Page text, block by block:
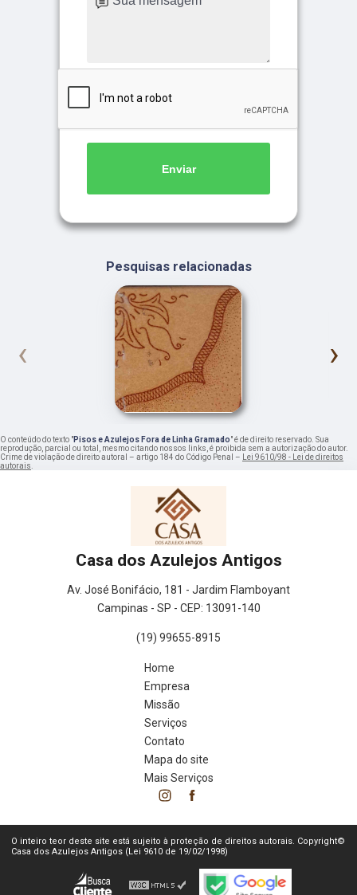
Enviar
Pesquisas relacionadas
‹ ›
O conteúdo do texto "Pisos e Azulejos Fora de Linha Gramado" é de direito reservado. Sua
reprodução, parcial ou total, mesmo citando nossos links, é proibida sem a autorização do autor.
Crime de violação de direito autoral – artigo 184 do Código Penal –
Lei 9610/98 - Lei de direitos
autorais
Casa dos Azulejos Antigos
Av. José Bonifácio, 181 - Jardim Flamboyant
Campinas - SP - CEP: 13091-140
(19) 99655-8915
Home
Empresa
Missão
Serviços
Contato
Mapa do site
Mais Serviços
O inteiro teor deste site está sujeito à proteção de direitos autorais. Copyright©
Casa dos Azulejos Antigos (Lei 9610 de 19/02/1998)